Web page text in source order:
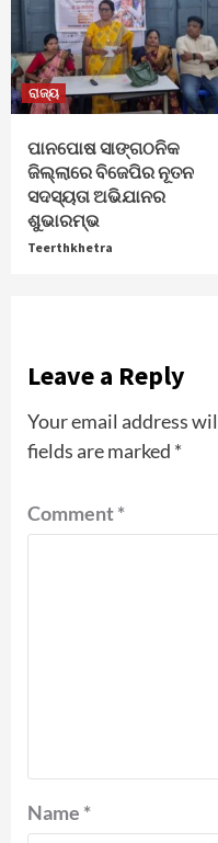
ରାଜ୍ୟ
ପାନପୋଷ ସାଙ୍ଗଠନିକ
ଜିଲ୍ଲାରେ ବିଜେପିର ନୂତନ
ସଦସ୍ୟତା ଅଭିଯାନର
ଶୁଭାରମ୍ଭ
Teerthkhetra
Leave a Reply
Your email address
fields are marked *
Comment*
Name *